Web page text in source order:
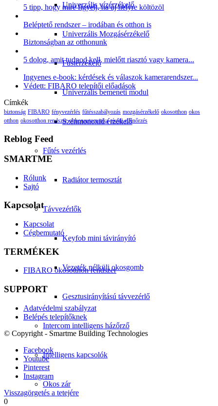
Univerzális vízérzékelő
Univerzális Mozgásérzékelő
Füstérzékelő
Univerzális bemeneti modul
Szénmonoxid érzékelő
Fűtés vezérlés
Radiátor termosztát
Távvezérlők
Keyfob mini távirányító
Vezeték nélküli okosgomb
Gesztusirányítású távvezérlő
Intercom intelligens házőrző
Intelligens kapcsolók
Okos zár
5 tipp, hogy mire figyelj, ha új helyre költözöl
Beléptető rendszer – irodában és otthon is
Biztonságban az otthonunk
5 dolog, amit tudnod kell, mielőtt riasztó vagy kamera...
Ingyenes e-book: kérdések és válaszok kamerarendszer...
Védett: FIBARO telepítői előadások
Címkék
biztonság FIBARO fényvezérlés fűtésszabályozás mozgásérzékelő okosotthon okos
otthon okosotthon rendszer otthonautomatika távoli ellenőrzés
Reblog Feed
SMARTME
Rólunk
Sajtó
Kapcsolat
Kapcsolat
Cégbemutató
TERMÉKEK
FIBARO okosotthon rendszer
SUPPORT
Adatvédelmi szabályzat
Belépés telepítőknek
© Copyright - Smartme Building Technologies
Facebook
Youtube
Pinterest
Instagram
Visszagörgetés a tetejére
0